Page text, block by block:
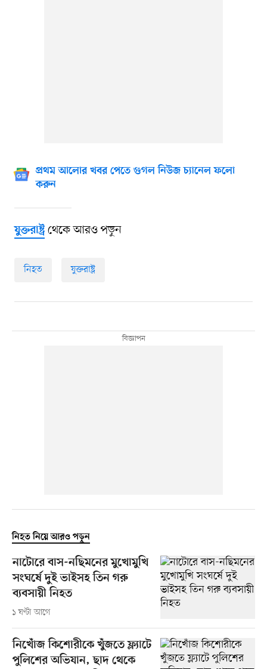
প্রথম আলোর খবর পেতে গুগল নিউজ চ্যানেল ফলো
করুন
যুক্তরাষ্ট্রথেকে আরও পড়ুন
নিহত যুক্তরাষ্ট্র
নিহত নিয়ে আরও পড়ুন
নাটোরে বাস-নছিমনের মুখোমুখি
সংঘর্ষে দুই ভাইসহ তিন গরু
ব্যবসায়ী নিহত
১ ঘণ্টা আগে
নিখোঁজ কিশোরীকে খুঁজতে ফ্ল্যাটে
পুলিশের অভিযান, ছাদ থেকে